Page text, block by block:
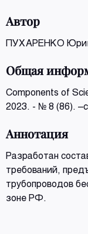
Автор
ПУХАРЕНКО
Общая
Components of
2023. - № 8 (86).
Аннотация
Разработан
требований,
трубопроводов
зоне РФ.